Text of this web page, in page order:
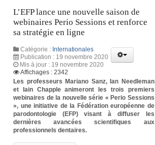
L’EFP lance une nouvelle saison de
webinaires Perio Sessions et renforce
sa stratégie en ligne
Catégorie : Internationales
Publication : 19 novembre 2020
Mis à jour : 19 novembre 2020
Affichages : 2342
Les professeurs Mariano Sanz, Ian Needleman
et Iain Chapple animeront les trois premiers
webinaires de la nouvelle série « Perio Sessions
», une initiative de la Fédération européenne de
parodontologie (EFP) visant à diffuser les
dernières avancées scientifiques aux
professionnels dentaires.